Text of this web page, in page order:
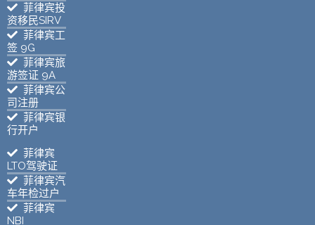
菲律宾投
资移民SIRV
菲律宾工
签 9G
菲律宾旅
游签证 9A
菲律宾公
司注册
菲律宾银
行开户
菲律宾
LTO驾驶证
菲律宾汽
车年检过户
菲律宾
NBI